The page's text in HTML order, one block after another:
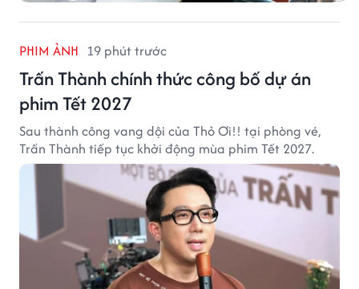
PHIM ẢNH 19 phút trước
Trấn Thành chính thức công bố dự án
phim Tết 2027
Sau thành công vang dội của Thỏ Ơi!! tại phòng vé,
Trấn Thành tiếp tục khởi động mùa phim Tết 2027.